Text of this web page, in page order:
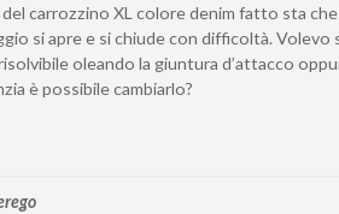
carrozzino XL colore denim fatto sta che
si apre e si chiude con difficoltà. Volevo
oleando la giuntura d’attacco
è possibile cambiarlo?